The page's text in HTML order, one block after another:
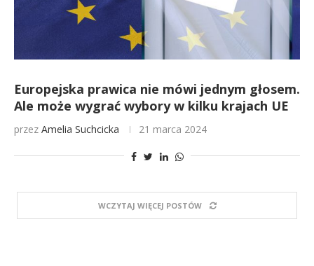
Europejska prawica nie mówi jednym głosem.
Ale może wygrać wybory w kilku krajach UE
przez Amelia Suchcicka 21 marca 2024
WCZYTAJ WIĘCEJ POSTÓW